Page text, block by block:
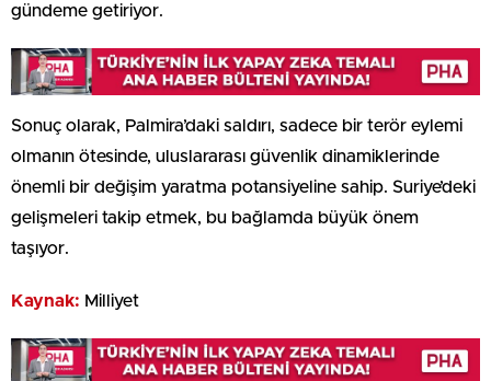
gündeme getiriyor.
Sonuç olarak, Palmira’daki saldırı, sadece bir terör eylemi
olmanın ötesinde, uluslararası güvenlik dinamiklerinde
önemli bir değişim yaratma potansiyeline sahip. Suriye’deki
gelişmeleri takip etmek, bu bağlamda büyük önem
taşıyor.
Kaynak: Milliyet